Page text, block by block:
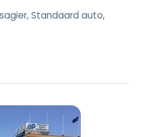
Standaard auto,